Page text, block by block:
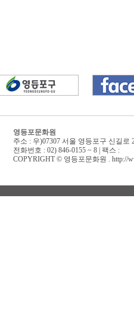
영등포문화원
주소 : 우)07307 서울 영등포구 신길
전화번호 : 02) 846-0155 ~ 8 | 팩스 :
COPYRIGHT © 영등포문화원 . http://